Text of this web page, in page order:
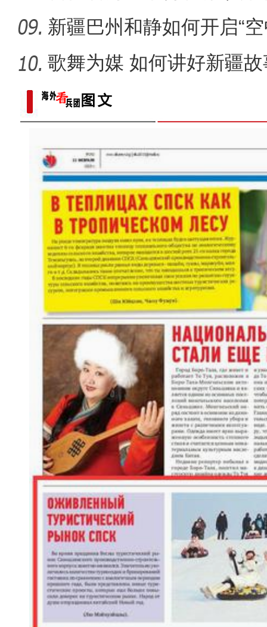
新疆巴州和静如何开启“
歌舞为媒 如何讲好新疆